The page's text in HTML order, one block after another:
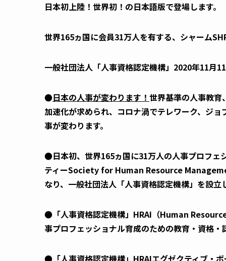
日本初上陸！世界初！の日本語版で登場します。
世界165ヵ国に会員31万人を有する、シャーム
一般社団法人「人事資格認定機構」2020年11月
●日本の人事が変わります！ 世界基準の人事教育
加速化が求められ、コロナ渦でテレワーク、ジ
事が変わります。
●日本初、世界165ヵ国に31万人の人事プロフェ
ティーSociety for Human Resource
なり、一般社団法人「人事資格認定機構」を設立
●「人事資格認定機構」HRAI（Human
事プロフェッショナル育成のための教育・資格
●「人事資格認定機構」HRAIエグゼクティブ・